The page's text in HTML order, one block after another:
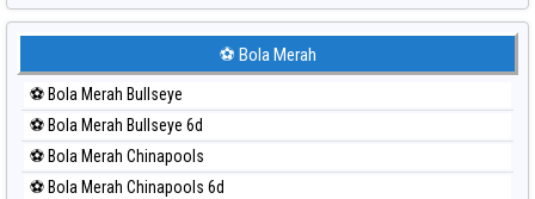
Paito Harian Sydney Lottery
Paito Harian Sydney Lottery 6d
Paito Harian Sydney Lotto
Paito Harian Sydney Pools 6d
Paito Harian Taipei
Paito Harian Taiwan
⚽ Bola Merah
⚽ Bola Merah Bullseye
⚽ Bola Merah Bullseye 6d
⚽ Bola Merah Chinapools
⚽ Bola Merah Chinapools 6d